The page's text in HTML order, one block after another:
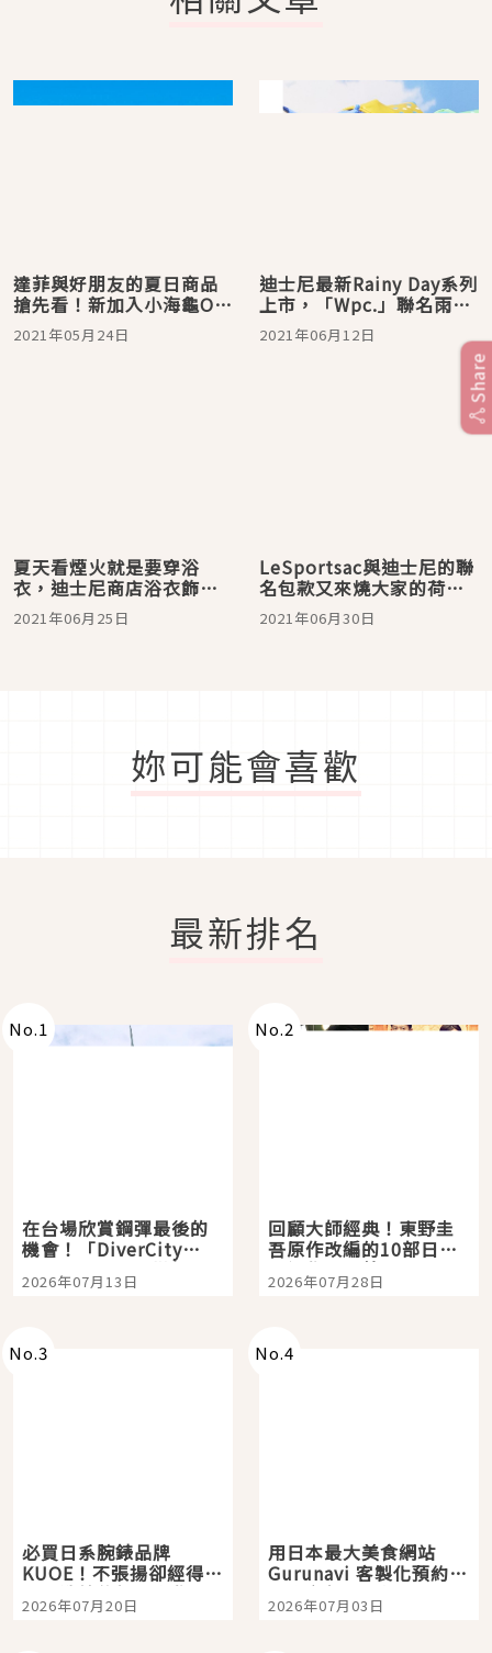
達菲與好朋友的夏日商品
搶先看！新加入小海龜Olu
小物與可愛達菲風扇讓你
在家也很迪士尼
2021年05月24日
迪士尼最新Rainy Day系列
上市，「Wpc.」聯名雨具
可愛又實用！
2021年06月12日
夏天看煙火就是要穿浴
衣，迪士尼商店浴衣飾品
全新上市！
2021年06月25日
LeSportsac與迪士尼的聯
名包款又來燒大家的荷包
啦！
2021年06月30日
妳可能會喜歡
最新排名
No.1
在台場欣賞鋼彈最後的
機會！「DiverCity
Tokyo Plaza」搭船、
購物、美食及夜景，一
2026年07月13日
No.2
回顧大師經典！東野圭
吾原作改編的10部日本
影視作品推薦
2026年07月28日
No.3
必買日系腕錶品牌
KUOE！不張揚卻經得起
時間洗鍊的經典之作五
選
2026年07月20日
No.4
用日本最大美食網站
Gurunavi 客製化預約九
大都市餐廳，打造專屬
美食體驗！
2026年07月03日
Share